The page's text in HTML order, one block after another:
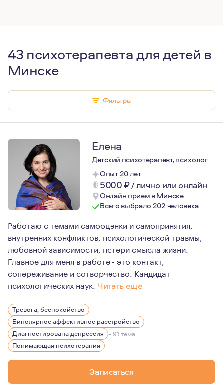
43 психотерапевта для детей в
Минске
Фильтры
Елена
Детский психотерапевт, психолог
Опыт 20 лет
5000₽/лично или онлайн
Онлайн прием в Минске
Всего выбрало 202 человека
Работаю с темами самооценки и самопринятия,
внутренних конфликтов, психологической травмы,
любовной зависимости, потери смысла жизни.
Главное для меня в работе - это контакт,
сопереживание и сотворчество. Кандидат
психологических наук. Читать еще
Для меня психотерапия — это возможность
Тревога, беспокойство
Биполярное аффективное расстройство
Диагностирована депрессия + 91 тема
Понимающая психотерапия
Записаться